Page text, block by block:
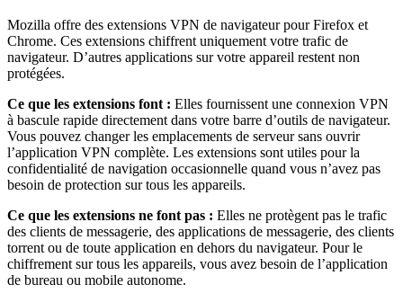
Mozilla offre des extensions VPN de navigateur pour Firefox et
Chrome. Ces extensions chiffrent uniquement votre trafic de
navigateur. D’autres applications sur votre appareil restent non
protégées.
Ce que les extensions font : Elles fournissent une connexion VPN
à bascule rapide directement dans votre barre d’outils de navigateur.
Vous pouvez changer les emplacements de serveur sans ouvrir
l’application VPN complète. Les extensions sont utiles pour la
confidentialité de navigation occasionnelle quand vous n’avez pas
besoin de protection sur tous les appareils.
Ce que les extensions ne font pas : Elles ne protègent pas le trafic
des clients de messagerie, des applications de messagerie, des clients
torrent ou de toute application en dehors du navigateur. Pour le
chiffrement sur tous les appareils, vous avez besoin de l’application
de bureau ou mobile autonome.